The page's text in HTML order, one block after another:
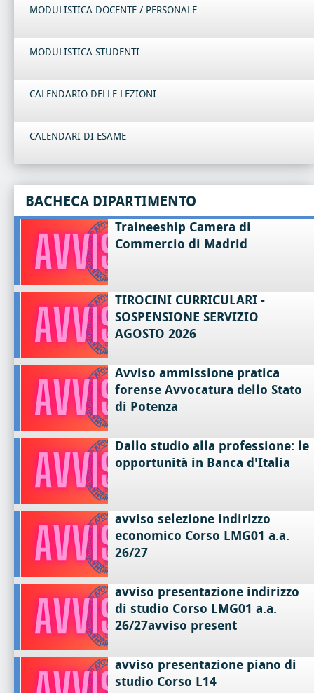
MODULISTICA DOCENTE / PERSONALE
MODULISTICA STUDENTI
CALENDARIO DELLE LEZIONI
CALENDARI DI ESAME
BACHECA DIPARTIMENTO
Traineeship Camera di
Commercio di Madrid
TIROCINI CURRICULARI -
SOSPENSIONE SERVIZIO
AGOSTO 2026
Avviso ammissione pratica
forense Avvocatura dello Stato
di Potenza
Dallo studio alla professione: le
opportunità in Banca d'Italia
avviso selezione indirizzo
economico Corso LMG01 a.a.
26/27
avviso presentazione indirizzo
di studio Corso LMG01 a.a.
26/27avviso present
avviso presentazione piano di
studio Corso L14